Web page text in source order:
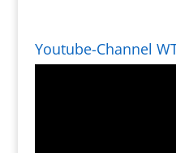
Youtube-Channel